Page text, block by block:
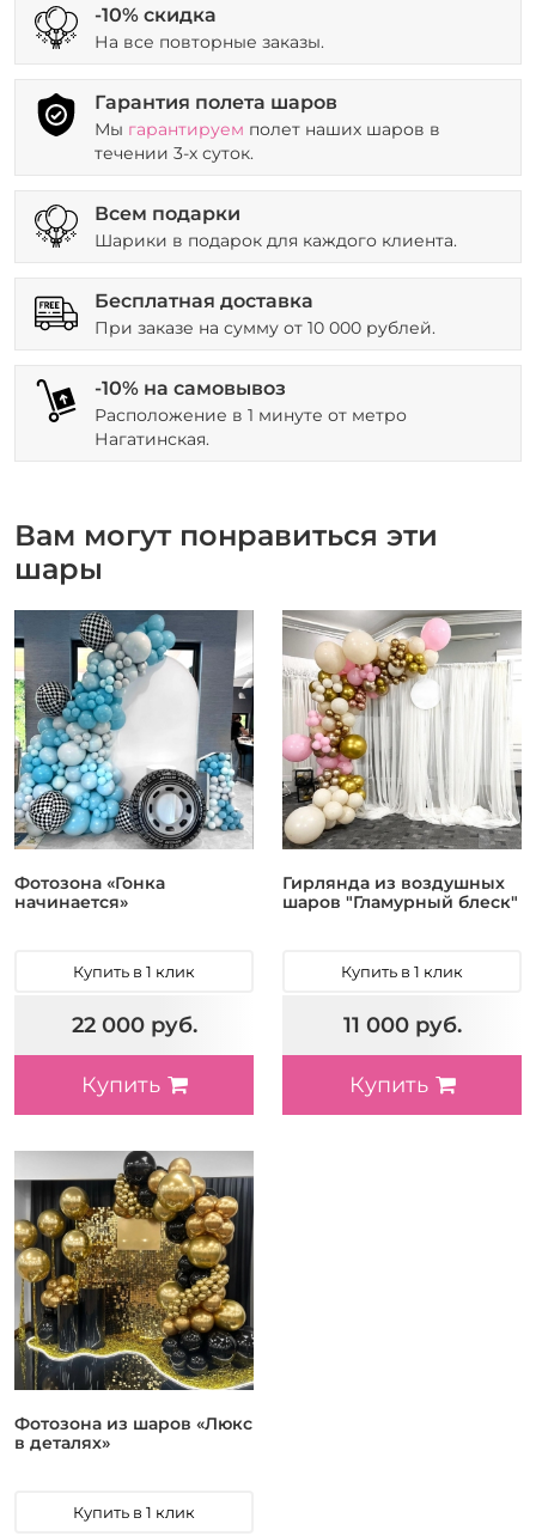
-10% скидка
На все повторные заказы.
Гарантия полета шаров
Мы гарантируем полет наших шаров в
течении 3-х суток.
Всем подарки
Шарики в подарок для каждого клиента.
Бесплатная доставка
При заказе на сумму от 10 000 рублей.
-10% на самовывоз
Расположение в 1 минуте от метро
Нагатинская.
Вам могут понравиться эти
шары
Фотозона «Гонка
начинается»
Купить в 1 клик
22 000 руб.
Купить
Гирлянда из воздушных
шаров "Гламурный блеск"
Купить в 1 клик
11 000 руб.
Купить
Фотозона из шаров «Люкс
в деталях»
Купить в 1 клик